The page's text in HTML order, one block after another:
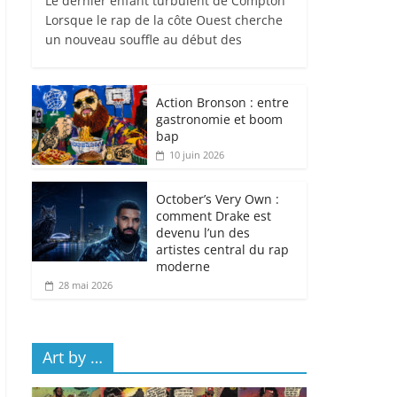
Lorsque le rap de la côte Ouest cherche
un nouveau souffle au début des
Action Bronson : entre
gastronomie et boom
bap
10 juin 2026
October’s Very Own :
comment Drake est
devenu l’un des
artistes central du rap
moderne
28 mai 2026
Art by …